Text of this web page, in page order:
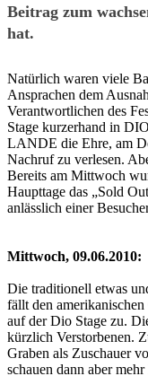
Beitrag zum
hat.
Natürlich waren viele
Ansprachen dem
Verantwortlichen des
Stage kurzerhand in
LANDE die Ehre, am
Nachruf zu verlesen.
Bereits am Mittwoch
Haupttage das „Sold
anlässlich einer
Mittwoch, 09.06.2010:
Die traditionell etwas
fällt den
auf der Dio Stage zu.
kürzlich Verstorbenen.
Graben als Zuschauer
schauen dann aber